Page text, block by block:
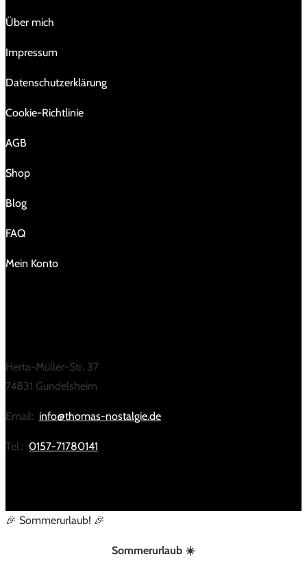
Über mich
Impressum
Da­ten­schutz­er­klä­rung
Cookie-Richtlinie
AGB
Shop
Blog
FAQ
Mein Konto
Herta-Müller-Str. 37
74831 Gundelsheim
Email: info@thomas-nostalgie.de
Tel.: 0157-71780141
🎉 Sommerurlaub! 🎉
Sommerurlaub ☀️